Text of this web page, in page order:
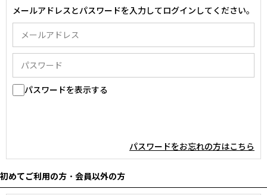
メールアドレスとパスワードを入力してログインしてください。
パスワードを表示する
パスワードをお忘れの方はこちら
初めてご利用の方・会員以外の方